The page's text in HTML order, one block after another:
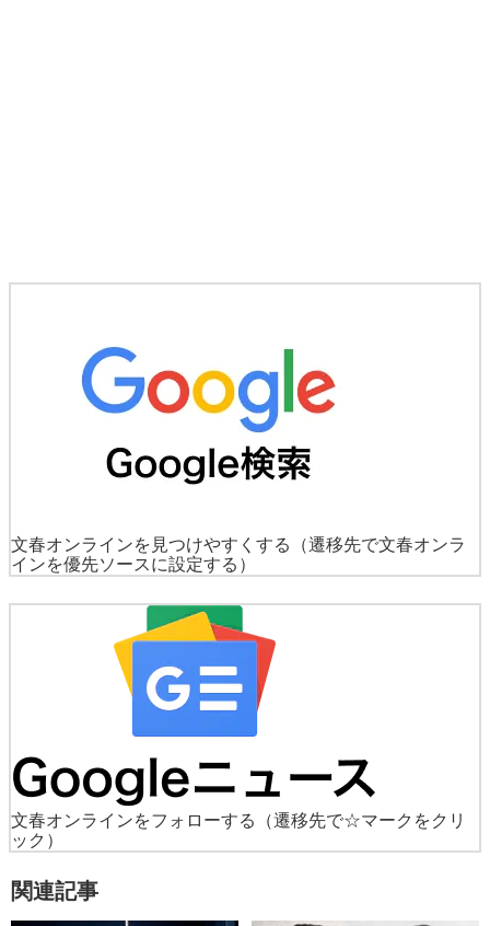
文春オンラインを見つけやすくする
（遷移先で文春オンラ
インを優先ソースに設定する）
文春オンラインをフォローする
（遷移先で☆マークをクリ
ック）
関連記事